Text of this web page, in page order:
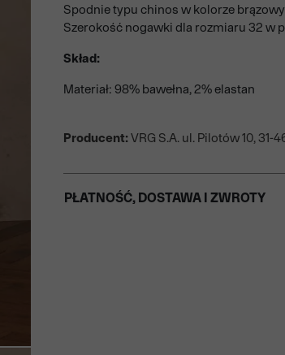
Spodnie typu chinos w kolorze
Szerokość nogawki dla rozmiaru 32 w
Skład:
Materiał: 98% bawełna, 2% elastan
Producent: VRG S.A. ul. Pilotów 10, 31-
PŁATNOŚĆ, DOSTAWA I ZWROTY